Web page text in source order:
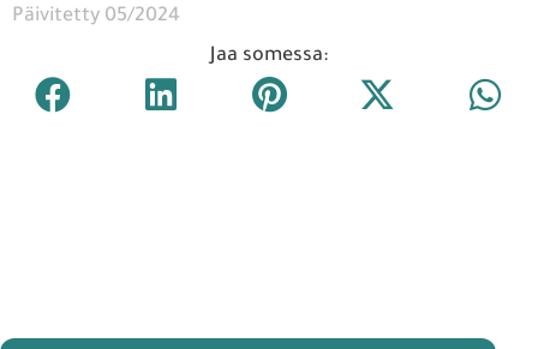
Päivitetty 05/2024
Jaa somessa: